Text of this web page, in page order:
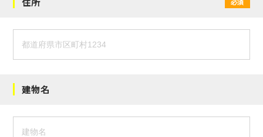
建物名